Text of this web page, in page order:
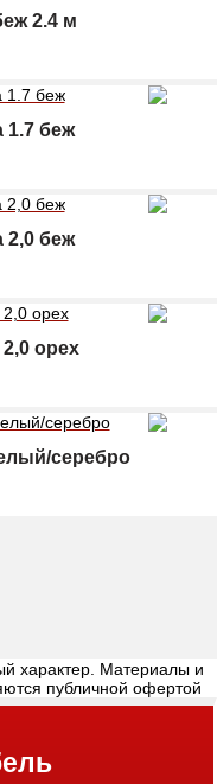
2.4 м
1.7 беж
2,0 беж
орех
серебро
характер. Материалы и
публичной офертой